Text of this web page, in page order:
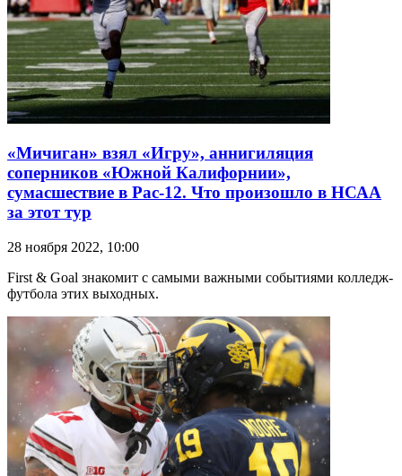
«Мичиган» взял «Игру», аннигиляция
соперников «Южной Калифорнии»,
сумасшествие в Pac-12. Что произошло в НСАА
за этот тур
28 ноября 2022, 10:00
First & Goal знакомит с самыми важными событиями колледж-
футбола этих выходных.